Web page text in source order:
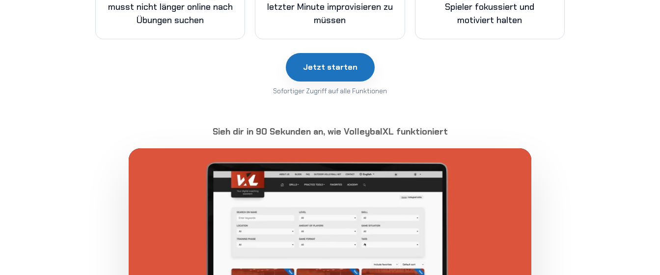
musst nicht länger online nach
Übungen suchen
letzter Minute improvisieren zu
müssen
Spieler fokussiert und
motiviert halten
Jetzt starten
Sofortiger Zugriff auf alle Funktionen
Sieh dir in 90 Sekunden an, wie VolleybalXL funktioniert